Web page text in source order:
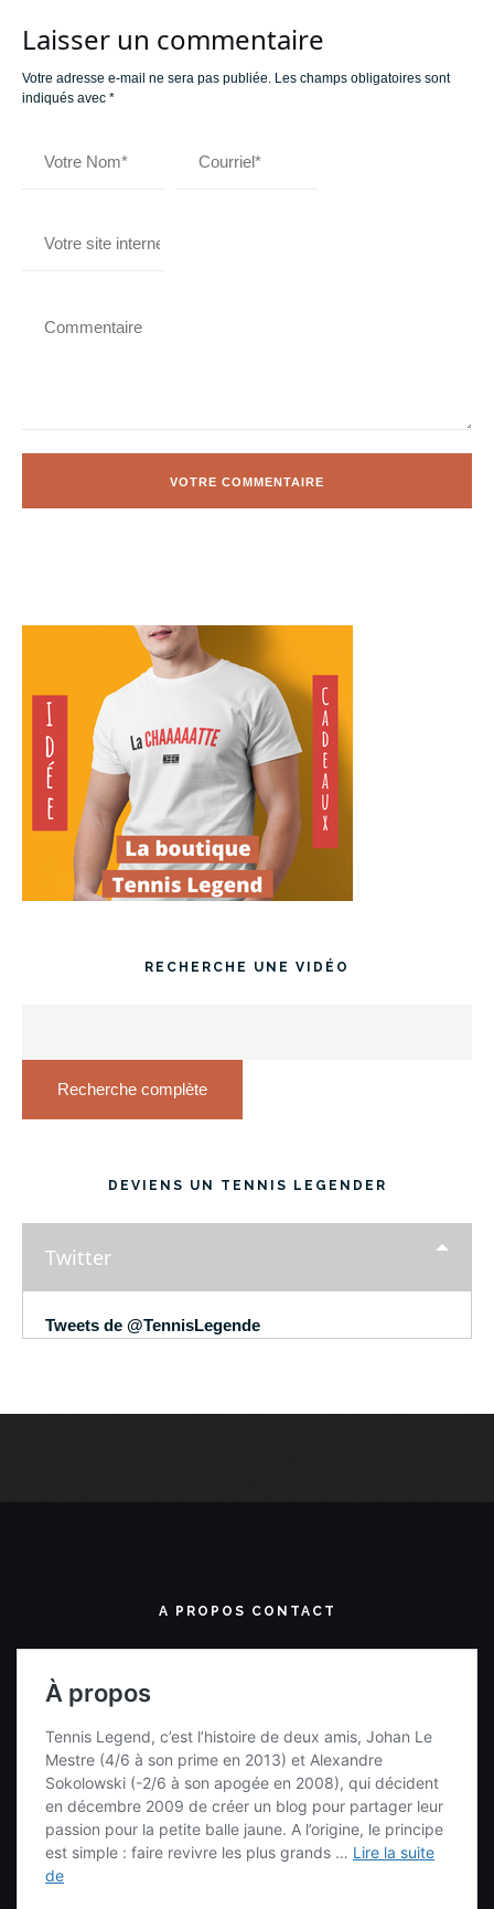
Laisser un commentaire
Votre adresse e-mail ne sera pas publiée. Les champs obligatoires sont
indiqués avec *
RECHERCHE UNE VIDÉO
Recherche complète
DEVIENS UN TENNIS LEGENDER
Twitter
Tweets de @TennisLegende
A PROPOS CONTACT